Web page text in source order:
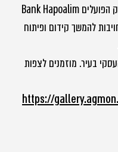
תודה לשותפינו היקרים, BDO Israel ו בנק הפועלים Bank Hapoalim
להמשך קידום ופיתוח
בעיר. מוזמנים לצפות
https://